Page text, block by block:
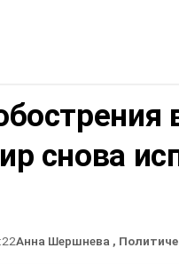
снова
Анна Шершнева ,